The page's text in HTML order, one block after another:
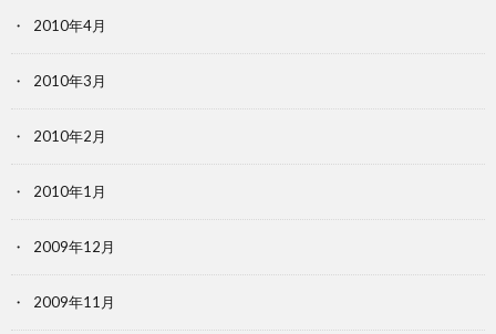
2010年4月
2010年3月
2010年2月
2010年1月
2009年12月
2009年11月